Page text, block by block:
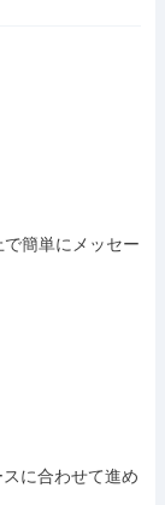
簡単にメッセー
に合わせて進め